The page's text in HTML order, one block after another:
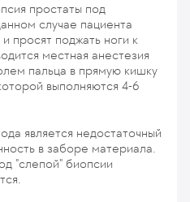
простаты под
случае пациента
просят поджать ноги к
местная анестезия
пальца в прямую кишку
выполняются 4-6
является недостаточный
в заборе материала.
"слепой" биопсии